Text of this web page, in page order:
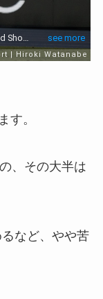
す。
、その大半は
など、やや苦